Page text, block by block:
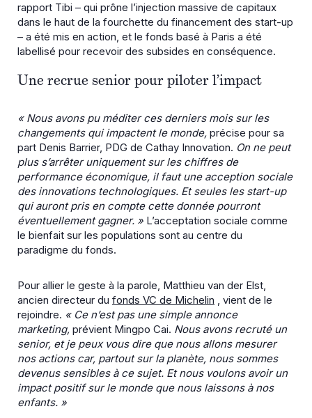
rapport Tibi – qui prône l’injection massive de capitaux
dans le haut de la fourchette du financement des start-up
– a été mis en action, et le fonds basé à Paris a été
labellisé pour recevoir des subsides en conséquence.
Une recrue senior pour piloter l’impact
« Nous avons pu méditer ces derniers mois sur les
changements qui impactent le monde, précise pour sa
part Denis Barrier, PDG de Cathay Innovation. On ne peut
plus s’arrêter uniquement sur les chiffres de
performance économique, il faut une acception sociale
des innovations technologiques. Et seules les start-up
qui auront pris en compte cette donnée pourront
éventuellement gagner. » L’acceptation sociale comme
le bienfait sur les populations sont au centre du
paradigme du fonds.
Pour allier le geste à la parole, Matthieu van der Elst,
ancien directeur du fonds VC de Michelin , vient de le
rejoindre. « Ce n’est pas une simple annonce
marketing, prévient Mingpo Cai. Nous avons recruté un
senior, et je peux vous dire que nous allons mesurer
nos actions car, partout sur la planète, nous sommes
devenus sensibles à ce sujet. Et nous voulons avoir un
impact positif sur le monde que nous laissons à nos
enfants. »